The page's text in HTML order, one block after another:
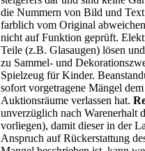
die Nummern von Bild und
farblich vom Original
nicht auf Funktion geprüft.
Teile (z.B. Glas­augen) lösen
zu Sammel- und
Spiel­zeug für Kinder.
sofort vorgetragene Mängel
Auktions­räume verlassen hat.
unverzüglich nach Waren­erhalt
vor­liegen), damit dieser in der
Anspruch auf Rück­erstattung